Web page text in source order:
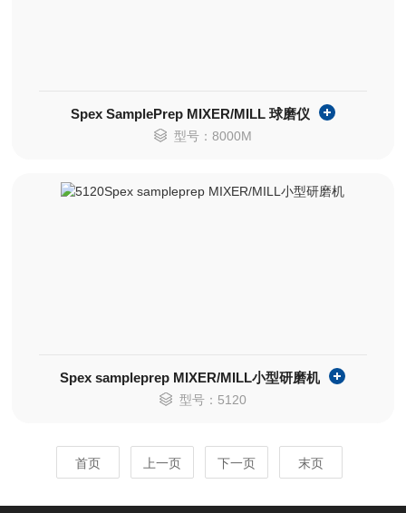
Spex SamplePrep MIXER/MILL 球磨仪
型号：8000M
Spex sampleprep MIXER/MILL小型研磨机
型号：5120
首页 上一页 下一页 末页